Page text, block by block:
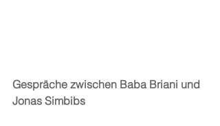
Gespräche zwischen Baba Briani und
Jonas Simbibs